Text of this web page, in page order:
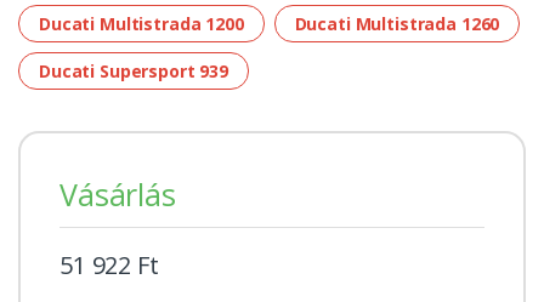
Ducati Multistrada 1200 Ducati Multistrada 1260
Ducati Supersport 939
Vásárlás
51 922 Ft